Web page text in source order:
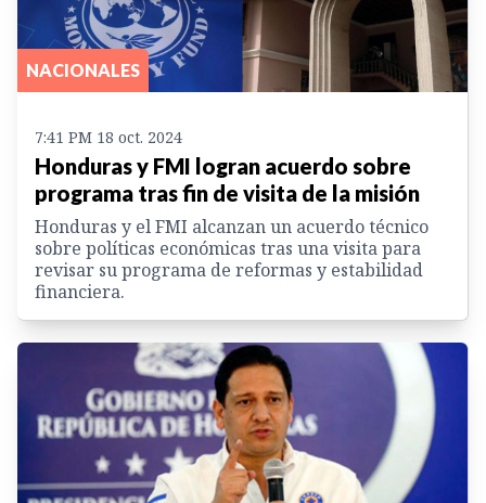
NACIONALES
7:41 PM 18 oct. 2024
Honduras y FMI logran acuerdo sobre
programa tras fin de visita de la misión
Honduras y el FMI alcanzan un acuerdo técnico
sobre políticas económicas tras una visita para
revisar su programa de reformas y estabilidad
financiera.